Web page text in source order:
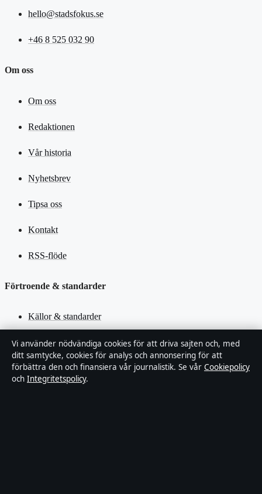
hello@stadsfokus.se
+46 8 525 032 90
Om oss
Om oss
Redaktionen
Vår historia
Nyhetsbrev
Tipsa oss
Kontakt
RSS-flöde
Förtroende & standarder
Källor & standarder
Redaktionell policy
Rättelsepolicy
Vi använder nödvändiga cookies för att driva sajten och, med
ditt samtycke, cookies för analys och annonsering för att
förbättra den och finansiera vår journalistik. Se vår Cookiepolicy
och Integritetspolicy.